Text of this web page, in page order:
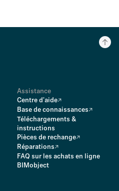
Assistance
Centre d'aide
Base de connaissances
Téléchargements &
instructions
Pièces de rechange
Réparations
FAQ sur les achats en ligne
BIMobject